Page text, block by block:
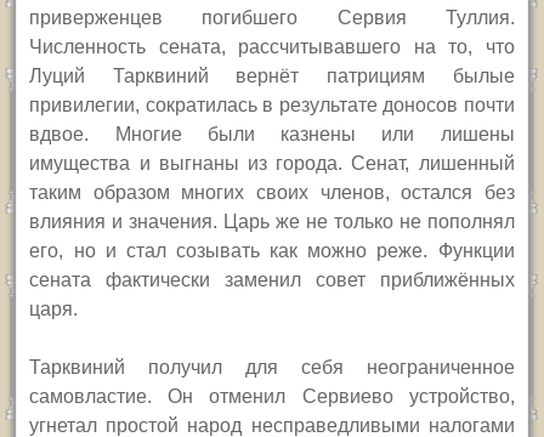
приверженцев погибшего Сервия Туллия.
Численность сената, рассчитывавшего на то, что
Луций Тарквиний вернёт патрициям былые
привилегии, сократилась в результате доносов почти
вдвое. Многие были казнены или лишены
имущества и выгнаны из города. Сенат, лишенный
таким образом многих своих членов, остался без
влияния и значения. Царь же не только не пополнял
его, но и стал созывать как можно реже. Функции
сената фактически заменил совет приближённых
царя.
Тарквиний получил для себя неограниченное
самовластие. Он отменил Сервиево устройство,
угнетал простой народ несправедливыми налогами